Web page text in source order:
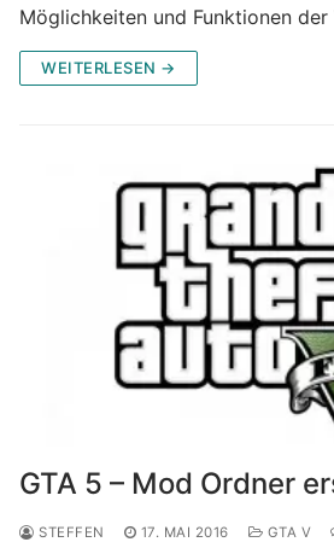
Möglichkeiten und Funktionen
WEITERLESEN →
GTA 5 – Mod Ordner
STEFFEN 17. MAI 2016 GTA V